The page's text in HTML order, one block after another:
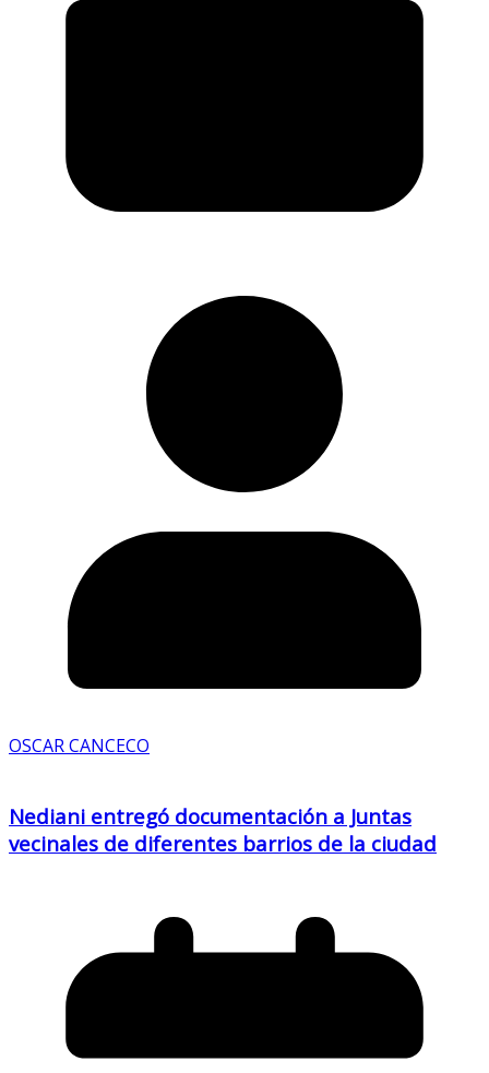
OSCAR CANCECO
Nediani entregó documentación a Juntas
vecinales de diferentes barrios de la ciudad